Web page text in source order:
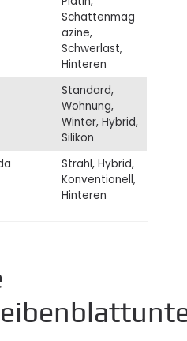
Schattenmag
azine,
Schwerlast,
Hinteren
Standard,
Wohnung,
Winter, Hybrid,
Silikon
Strahl, Hybrid,
Konventionell,
Hinteren